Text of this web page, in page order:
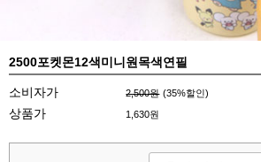
2500포켓몬12색미니원목색연필
소비자가 2,500원 (35%할인)
상품가 1,630원